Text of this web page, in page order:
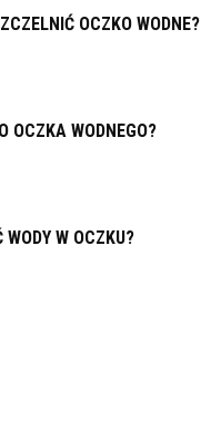
OCZKO WODNE?
OCZKA WODNEGO?
W OCZKU?